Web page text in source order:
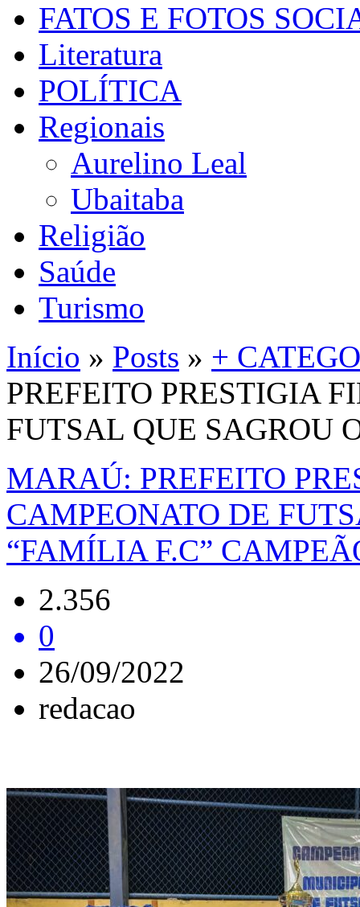
FATOS E FOTOS
Literatura
POLÍTICA
Regionais
Aurelino Leal
Ubaitaba
Religião
Saúde
Turismo
Início » Posts » +
PREFEITO PRESTIGIA
FUTSAL QUE SAGROU
MARAÚ: PREFEITO
CAMPEONATO DE
“FAMÍLIA F.C”
2.356
0
26/09/2022
redacao